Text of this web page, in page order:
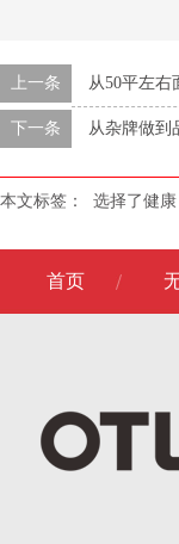
上一条 从50平左右
下一条 从杂牌做到
本文标签： 选择了健康
首页